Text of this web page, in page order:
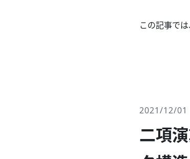
この記事で
2021/12/01
二項